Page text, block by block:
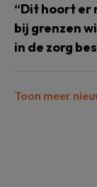
“Dit hoort er
bij grenzen
in de zorg
Toon meer